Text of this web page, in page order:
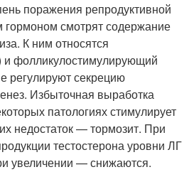
поражения репродуктивной
гормоном смотрят содержание
К ним относятся
фолликулостимулирующий
регулируют секрецию
Избыточная выработка
патологиях стимулирует
недостаток — тормозит. При
тестостерона уровни ЛГ
увеличении — снижаются.